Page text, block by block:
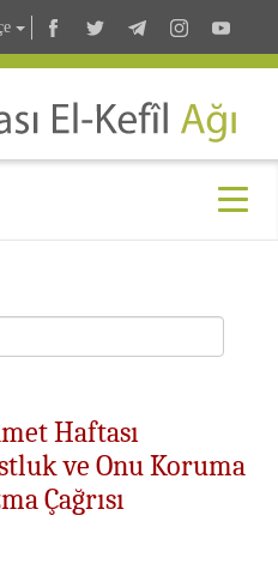
Haftası
ve Onu Koruma
Çağrısı